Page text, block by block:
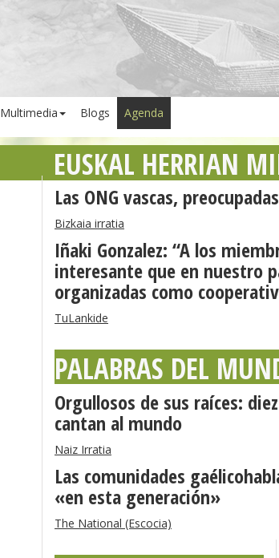
Multimedia Blogs Agenda
EUSKAL HERRIAN
Las ONG vascas,
Bizkaia irratia
Iñaki Gonzalez: “A los
interesante que en nuestro
organizadas como
TuLankide
PALABRAS DEL
Orgullosos de sus raíces:
cantan al mundo
Naiz Irratia
Las comunidades
«en esta generación»
The National (Escocia)